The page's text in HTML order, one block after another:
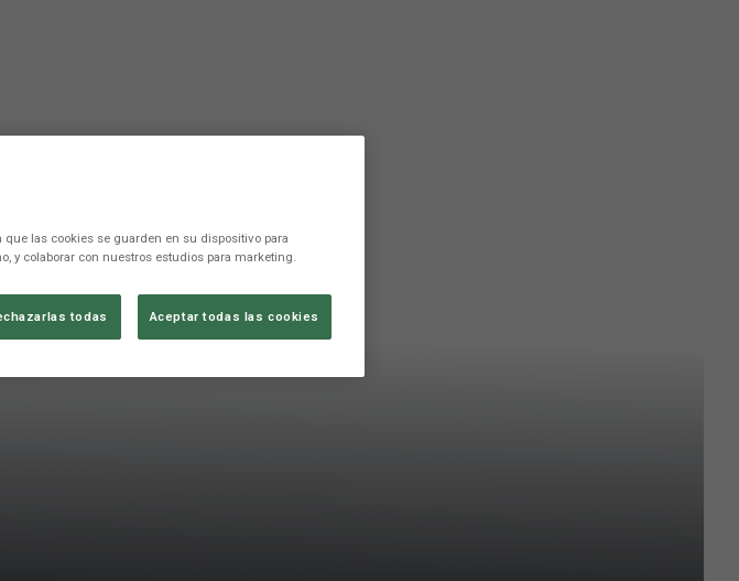
que las cookies se guarden en su dispositivo para
y colaborar con nuestros estudios para marketing.
todas Aceptar todas las cookies